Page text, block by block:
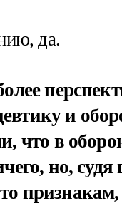
да.
и
что в
но, судя
признакам,